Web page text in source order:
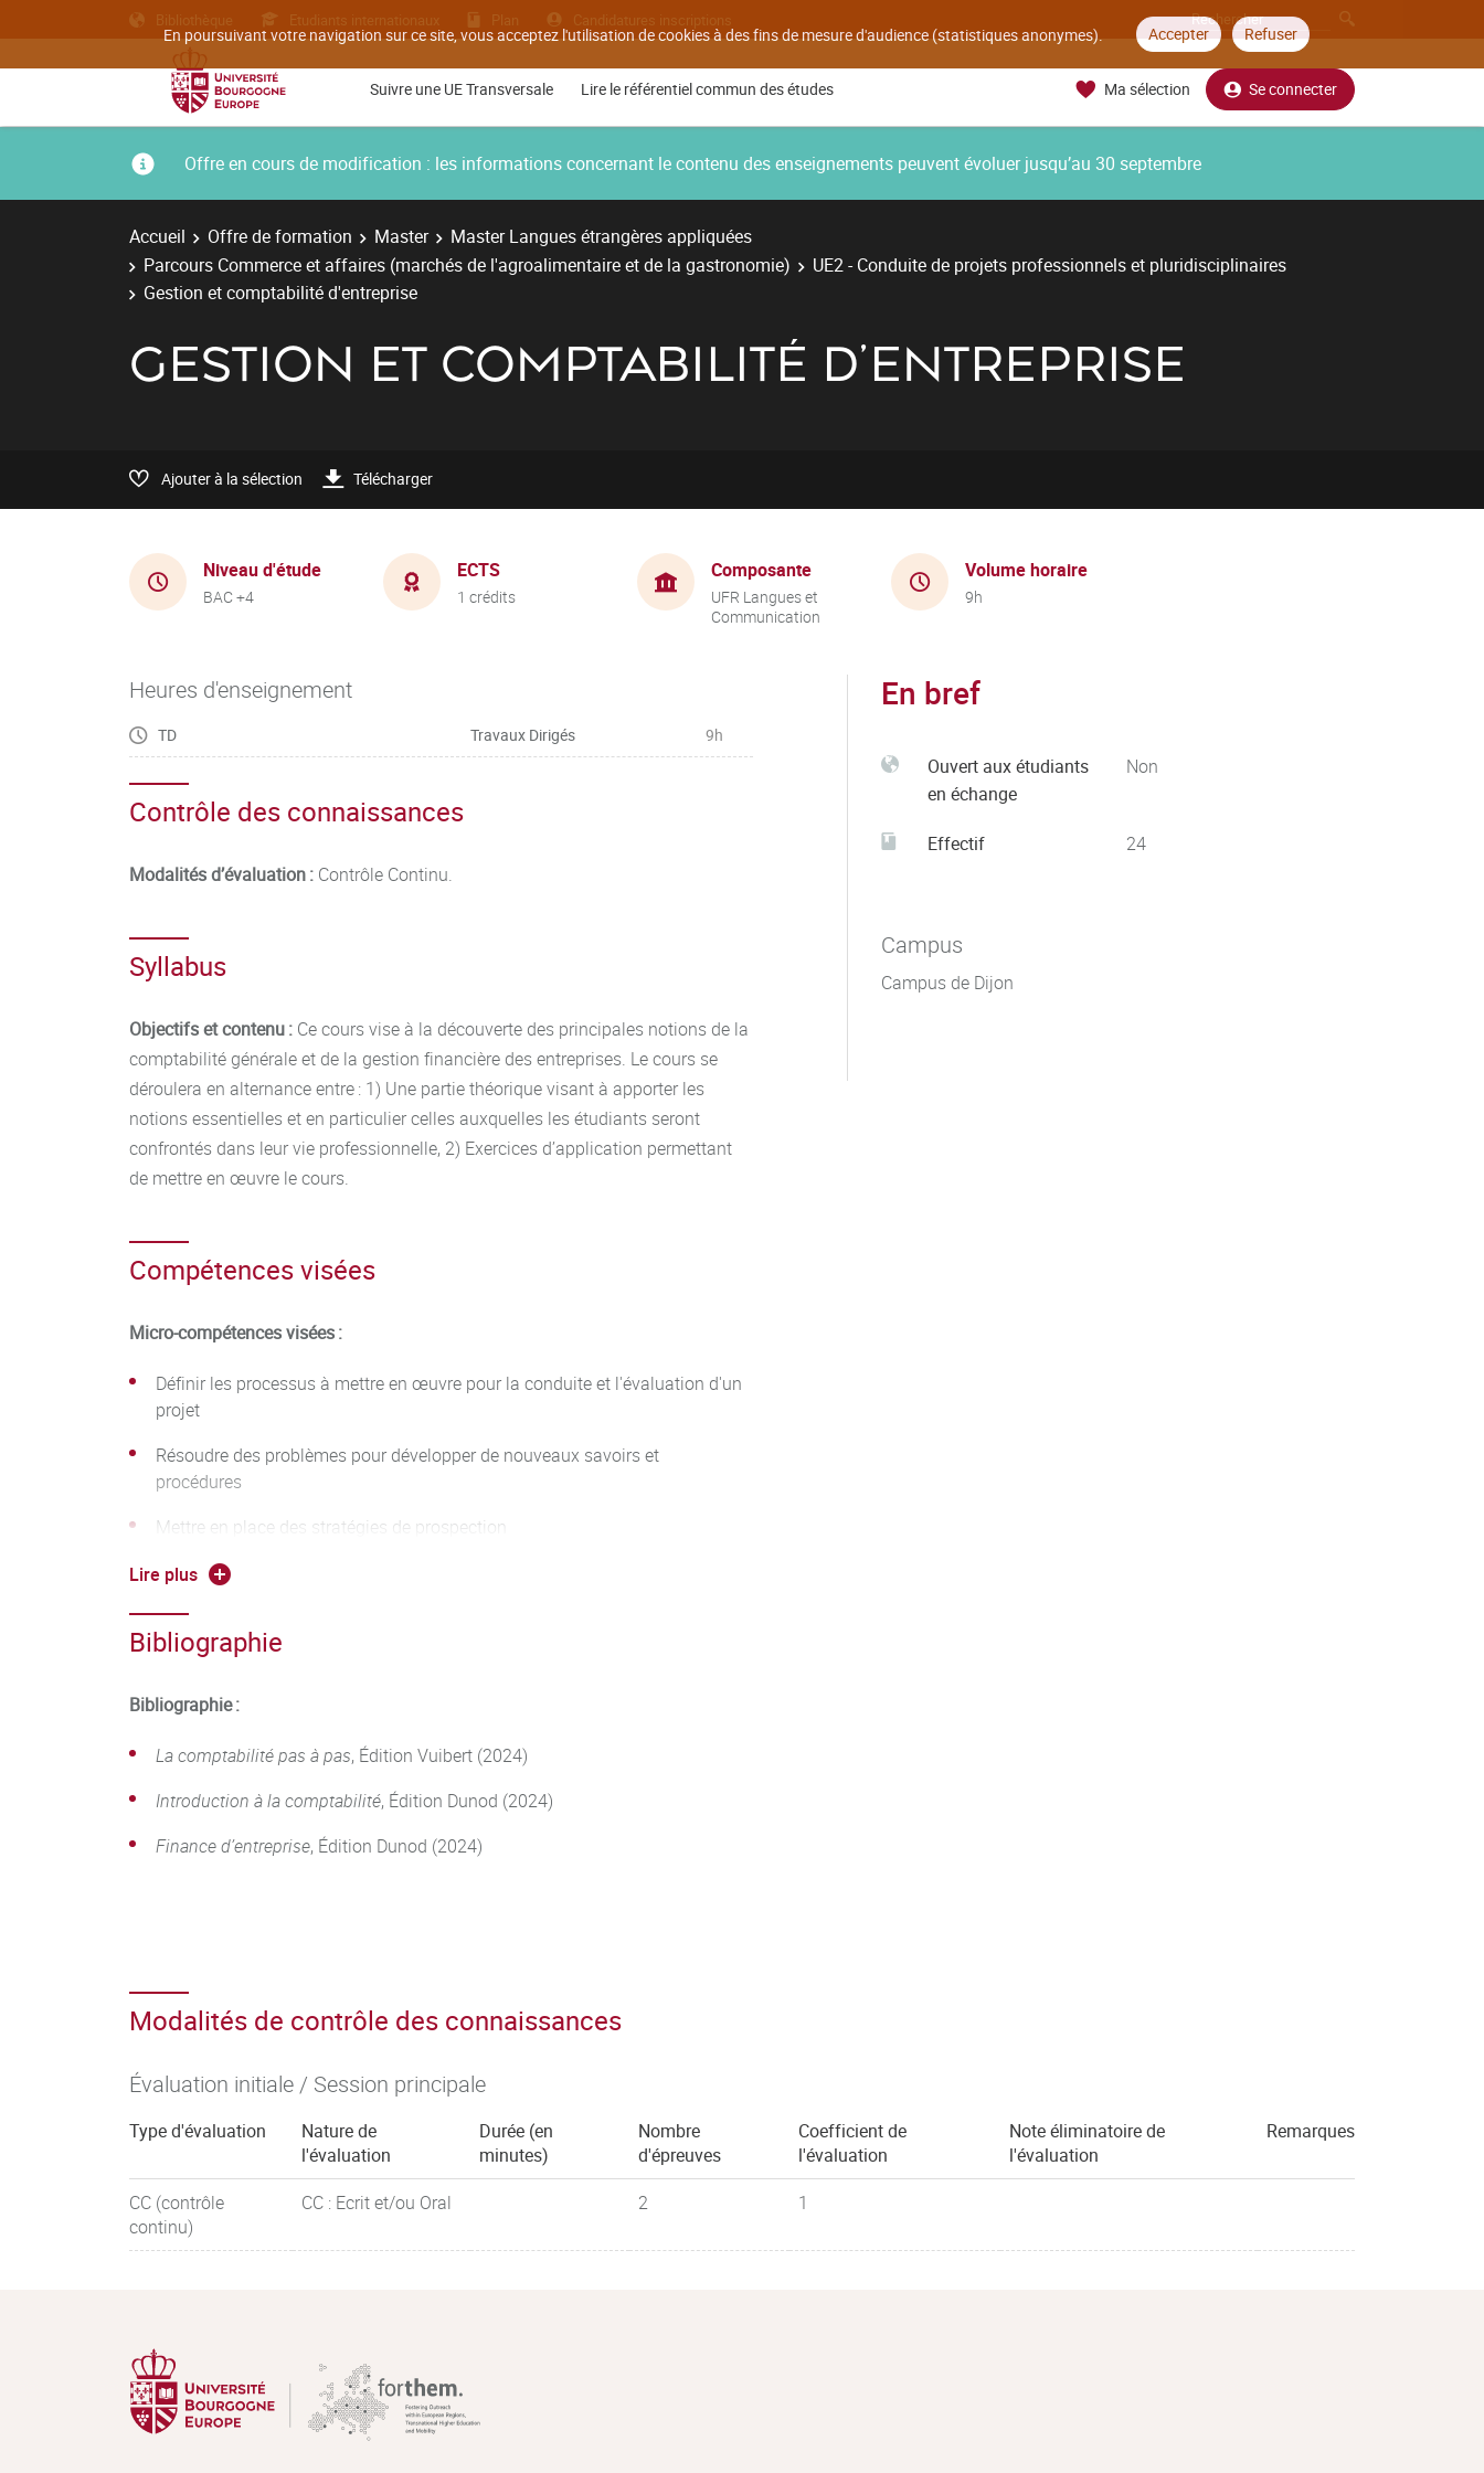
En poursuivant votre navigation sur ce site, vous acceptez l'utilisation de cookies à des fins de mesure d'audience (statistiques anonymes). Accepter Refuser
Bibliothèque Etudiants internationaux Plan Candidatures inscriptions
Suivre une UE Transversale Lire le référentiel commun des études Ma sélection Se connecter
Offre en cours de modification : les informations concernant le contenu des enseignements peuvent évoluer jusqu’au 30 septembre
Accueil Offre de formation Master
Master Langues étrangères appliquées
Parcours Commerce et affaires (marchés de l'agroalimentaire et de la gastronomie)
UE2 - Conduite de projets professionnels et pluridisciplinaires
Gestion et comptabilité d'entreprise
GESTION ET COMPTABILITÉ D'ENTREPRISE
Ajouter à la sélection Télécharger
Niveau d'étude
BAC +4
ECTS
1 crédits
Composante
UFR Langues et
Communication
Volume horaire
9h
Heures d'enseignement
TD Travaux Dirigés 9h
Contrôle des connaissances
Modalités d’évaluation : Contrôle Continu.
Syllabus
Objectifs et contenu : Ce cours vise à la découverte des principales notions de la
comptabilité générale et de la gestion financière des entreprises. Le cours se
déroulera en alternance entre : 1) Une partie théorique visant à apporter les
notions essentielles et en particulier celles auxquelles les étudiants seront
confrontés dans leur vie professionnelle, 2) Exercices d’application permettant
de mettre en œuvre le cours.
Compétences visées
Micro-compétences visées :
Définir les processus à mettre en œuvre pour la conduite et l'évaluation d'un
projet
Résoudre des problèmes pour développer de nouveaux savoirs et
procédures
Mettre en place des stratégies de prospection
Exploiter des bases de données relationnelles pour faciliter la prise de
Élaborer et suivre un budget
Lire plus
Bibliographie
Bibliographie :
La comptabilité pas à pas, Édition Vuibert (2024)
Introduction à la comptabilité, Édition Dunod (2024)
Finance d’entreprise, Édition Dunod (2024)
En bref
Ouvert aux étudiants
en échange
Non
Effectif 24
Campus
Campus de Dijon
Modalités de contrôle des connaissances
Évaluation initiale / Session principale
Type d'évaluation
Nature de
l'évaluation
Durée (en
minutes)
Nombre
d'épreuves
Coefficient de
l'évaluation
Note éliminatoire de
l'évaluation
Remarques
CC (contrôle
continu)
CC : Ecrit et/ou Oral 2 1